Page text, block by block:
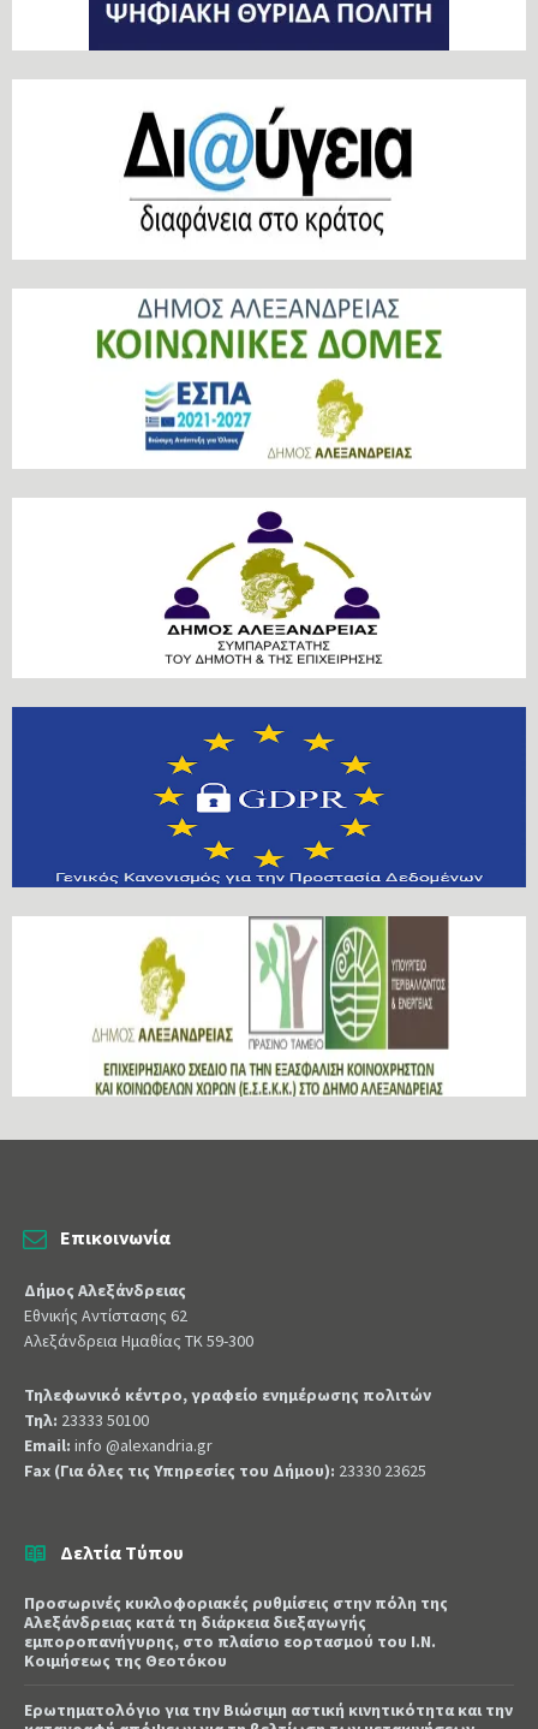
Επικοινωνία
Δήμος Αλεξάνδρειας
Εθνικής Αντίστασης 62
Αλεξάνδρεια Ημαθίας ΤΚ 59-300
Τηλεφωνικό κέντρο, γραφείο ενημέρωσης πολιτών
Τηλ: 23333 50100
Email: info @alexandria.gr
Fax (Για όλες τις Υπηρεσίες του Δήμου): 23330 23625
Δελτία Τύπου
Προσωρινές κυκλοφοριακές ρυθμίσεις στην πόλη της
Αλεξάνδρειας κατά τη διάρκεια διεξαγωγής
εμποροπανήγυρης, στο πλαίσιο εορτασμού του Ι.Ν.
Κοιμήσεως της Θεοτόκου
Ερωτηματολόγιο για την Βιώσιμη αστική κινητικότητα και την